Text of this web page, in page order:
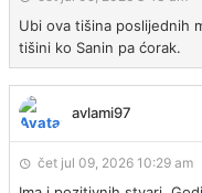
Ubi ova tišina poslijednih
tišini ko Sanin pa ćorak.
avlami97
čet jul 09, 2026 10:29 am